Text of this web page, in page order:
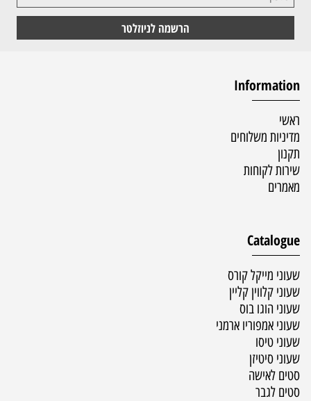
Information
ראשי
מדיניות משלוחים
תקנון
שירות לקוחות
מאמרים
Catalogue
שעוני מייקל קורס
שעוני קלווין קליין
שעוני הוגו בוס
שעוני אמפוריו ארמני
שעוני טיסו
שעוני סיטיזן
סטים לאישה
סטים לגבר